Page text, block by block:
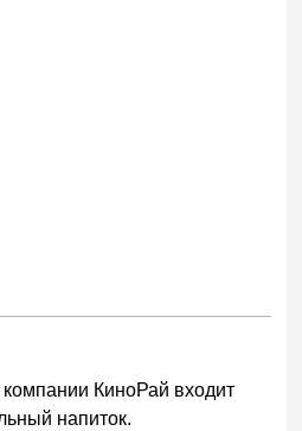
компании КиноРай входит
напиток.